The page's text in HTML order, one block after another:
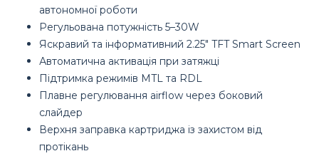
автономної роботи
Регульована потужність 5–30W
Яскравий та інформативний 2.25" TFT Smart Screen
Автоматична активація при затяжці
Підтримка режимів MTL та RDL
Плавне регулювання airflow через боковий
слайдер
Верхня заправка картриджа із захистом від
протікань